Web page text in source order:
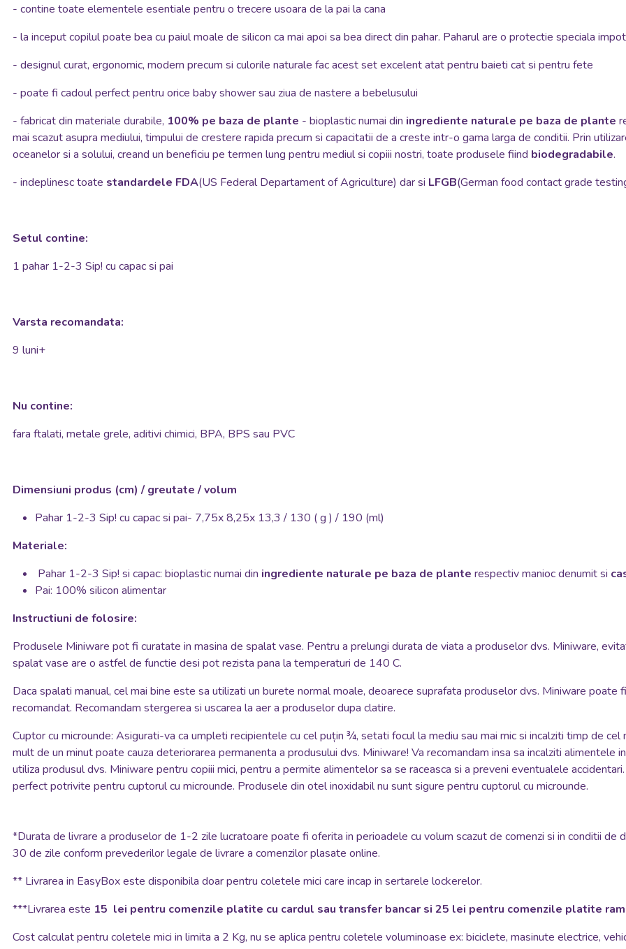
- contine toate elementele esentiale pentru o trecere usoara de la pai la cana
- la inceput copilul poate bea cu paiul moale de silicon ca mai apoi sa bea direct din pahar. Paharul are o protectie speciala
- designul curat, ergonomic, modern precum si culorile naturale fac acest set excelent atat pentru baieti cat si pentru fete
- poate fi cadoul perfect pentru orice baby shower sau ziua de nastere a bebelusului
- fabricat din materiale durabile, 100% pe baza de plante - bioplastic numai din ingrediente naturale pe baza de plante
mai scazut asupra mediului, timpului de crestere rapida precum si capacitatii de a creste intr-o gama larga de conditii. Prin
oceanelor si a solului, creand un beneficiu pe termen lung pentru mediul si copiii nostri, toate produsele fiind biodegradabile.
- indeplinesc toate standardele FDA(US Federal Departament of Agriculture) dar si LFGB(German food contact grade
Setul contine:
1 pahar 1-2-3 Sip! cu capac si pai
Varsta recomandata:
9 luni+
Nu contine:
fara ftalati, metale grele, aditivi chimici, BPA, BPS sau PVC
Dimensiuni produs (cm) / greutate / volum
Pahar 1-2-3 Sip! cu capac si pai- 7,75x 8,25x 13,3 / 130 (g ) / 190 (ml)
Materiale:
Pahar 1-2-3 Sip! si capac: bioplastic numai din ingrediente naturale pe baza de plante respectiv manioc denumit si
Pai: 100% silicon alimentar
Instructiuni de folosire:
Produsele Miniware pot fi curatate in masina de spalat vase. Pentru a prelungi durata de viata a produselor dvs. Miniware,
spalat vase are o astfel de functie desi pot rezista pana la temperaturi de 140 C.
Daca spalati manual, cel mai bine este sa utilizati un burete normal moale, deoarece suprafata produselor dvs. Miniware poate
recomandat. Recomandam stergerea si uscarea la aer a produselor dupa clatire.
Cuptor cu microunde: Asigurati-va ca umpleti recipientele cu cel puțin ¾, setati focul la mediu sau mai mic si incalziti timp de
mult de un minut poate cauza deteriorarea permanenta a produsului dvs. Miniware! Va recomandam insa sa incalziti alimentele
utiliza produsul dvs. Miniware pentru copiii mici, pentru a permite alimentelor sa se raceasca si a preveni eventualele
perfect potrivite pentru cuptorul cu microunde. Produsele din otel inoxidabil nu sunt sigure pentru cuptorul cu microunde.
*Durata de livrare a produselor de 1-2 zile lucratoare poate fi oferita in perioadele cu volum scazut de comenzi si in conditii de
30 de zile conform prevederilor legale de livrare a comenzilor plasate online.
** Livrarea in EasyBox este disponibila doar pentru coletele mici care incap in sertarele lockerelor.
***Livrarea este 15 lei pentru comenzile platite cu cardul sau transfer bancar si 25 lei pentru comenzile platite
Cost calculat pentru coletele mici in limita a 2 Kg, nu se aplica pentru coletele voluminoase ex: biciclete, masinute electrice,